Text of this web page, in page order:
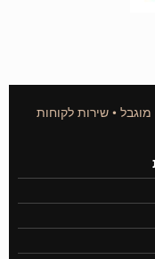
• שירות לקוחות